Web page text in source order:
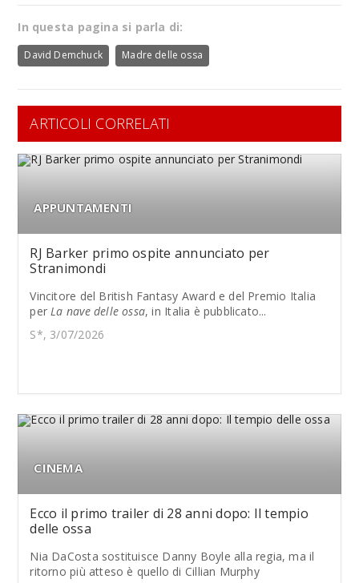
In questa pagina si parla di:
David Demchuck Madre delle ossa
ARTICOLI CORRELATI
APPUNTAMENTI
RJ Barker primo ospite annunciato per
Stranimondi
Vincitore del British Fantasy Award e del Premio Italia
perLa nave delle ossa, in Italia è pubblicato...
S*, 3/07/2026
CINEMA
Ecco il primo trailer di 28 anni dopo: Il tempio
delle ossa
Nia DaCosta sostituisce Danny Boyle alla regia, ma il
ritorno più atteso è quello di Cillian Murphy